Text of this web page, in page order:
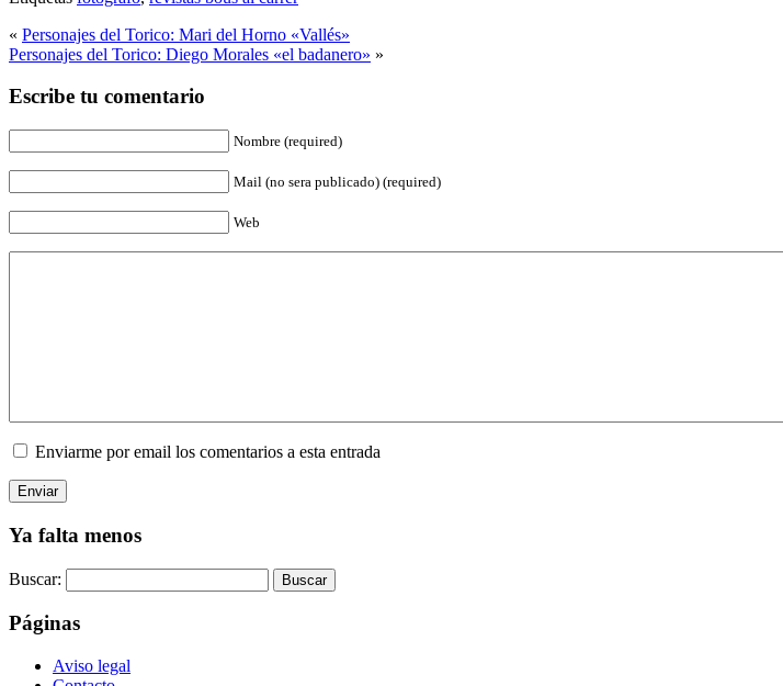
« Personajes del Torico: Mari del Horno «Vallés»
Personajes del Torico: Diego Morales «el badanero» »
Escribe tu comentario
Nombre (required)
Mail (no sera publicado) (required)
Web
Enviarme por email los comentarios a esta entrada
Ya falta menos
Buscar:
Páginas
Aviso legal